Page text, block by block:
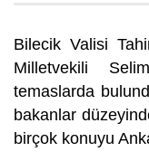
Bilecik Valisi
Milletvekili
temaslarda
bakanlar
birçok konuyu